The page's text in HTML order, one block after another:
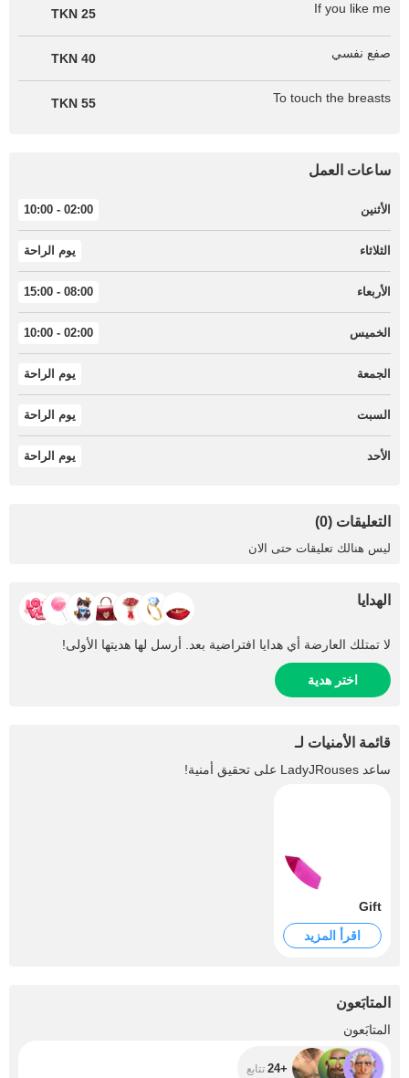
If you like me
25 TKN
صفع نفسي 40 TKN
To touch the breasts
55 TKN
ساعات العمل
الأثنين 02:00 - 10:00
الثلاثاء يوم الراحة
الأربعاء 08:00 - 15:00
الخميس 02:00 - 10:00
الجمعة يوم الراحة
السبت يوم الراحة
الأحد يوم الراحة
التعليقات (0)
ليس هنالك تعليقات حتى الان
الهدايا
لا تمتلك العارضة أي هدايا افتراضية بعد. أرسل لها هديتها الأولى!
اختر هدية
قائمة الأمنيات لـ
ساعد LadyJRouses على تحقيق أمنية!
Gift
اقرأ المزيد
المتابَعون
المتابَعون
+24 تتابع